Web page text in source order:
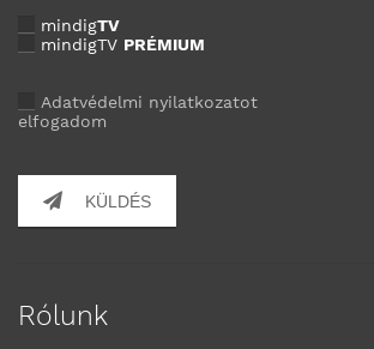
mindigTV
mindigTV PRÉMIUM
Adatvédelmi nyilatkozatot
elfogadom
KÜLDÉS
Rólunk